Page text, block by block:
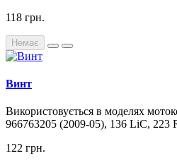
118 грн.
Немає
Винт
Використовується в моделях
966763205 (2009-05), 136 LiC, 223
122 грн.